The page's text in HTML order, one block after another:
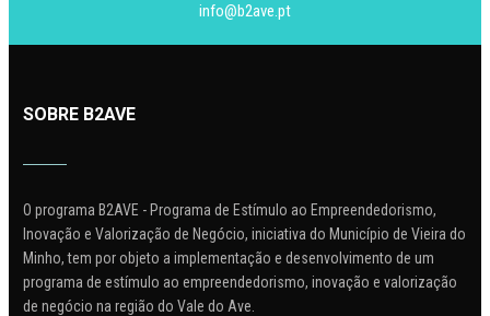
info@b2ave.pt
SOBRE B2AVE
O programa B2AVE - Programa de Estímulo ao Empreendedorismo,
Inovação e Valorização de Negócio, iniciativa do Município de Vieira do
Minho, tem por objeto a implementação e desenvolvimento de um
programa de estímulo ao empreendedorismo, inovação e valorização
de negócio na região do Vale do Ave.